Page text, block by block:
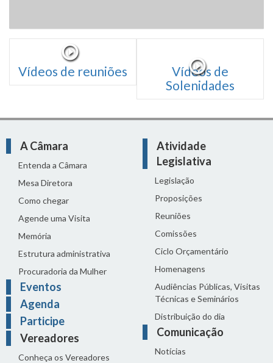
Vídeos de reuniões
Vídeos de
Solenidades
A Câmara
Entenda a Câmara
Mesa Diretora
Como chegar
Agende uma Visita
Memória
Estrutura administrativa
Procuradoria da Mulher
Eventos
Agenda
Participe
Vereadores
Conheça os Vereadores
Atividade
Legislativa
Legislação
Proposições
Reuniões
Comissões
Ciclo Orçamentário
Homenagens
Audiências Públicas, Visitas
Técnicas e Seminários
Distribuição do dia
Comunicação
Notícias